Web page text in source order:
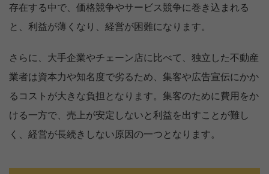
存在する中で、価格競争やサービス競争に巻き込まれる
と、利益が薄くなり、経営が困難になります。
さらに、大手企業やチェーン店に比べて、独立した不動産
業者は資本力や知名度で劣るため、集客や広告宣伝にかか
るコストが大きな負担となります。集客のために費用をか
ける一方で、売上が安定しないと利益を出すことが難し
く、経営が長続きしない原因の一つとなります。